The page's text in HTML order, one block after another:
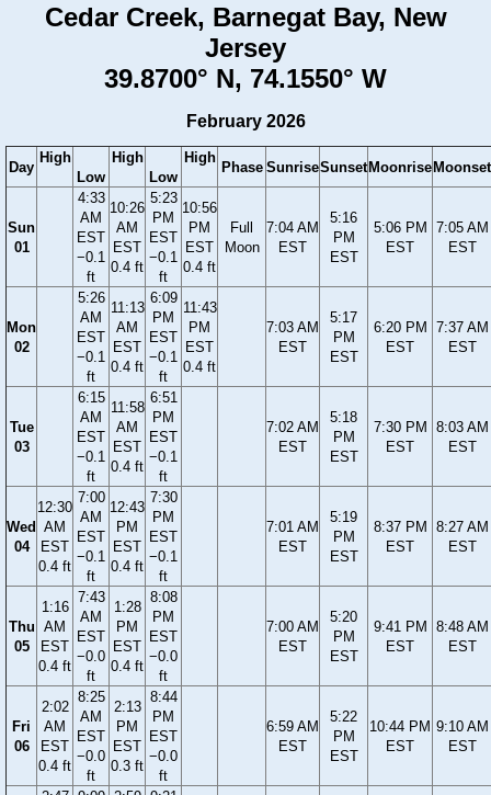
Cedar Creek, Barnegat Bay, New
Jersey
39.8700° N, 74.1550° W
February 2026
Day
High
Low
High
Low
High
Phase SunriseSunset Moonrise Moonset
Sun
01
4:33
AM
EST
−0.1
ft
10:26
AM
EST
0.4 ft
5:23
PM
EST
−0.1
ft
10:56
PM
EST
0.4 ft
Full
Moon
7:04 AM
EST
5:16
PM
EST
5:06 PM
EST
7:05 AM
EST
Mon
02
5:26
AM
EST
−0.1
ft
11:13
AM
EST
0.4 ft
6:09
PM
EST
−0.1
ft
11:43
PM
EST
0.4 ft
7:03 AM
EST
5:17
PM
EST
6:20 PM
EST
7:37 AM
EST
Tue
03
6:15
AM
EST
−0.1
ft
11:58
AM
EST
0.4 ft
6:51
PM
EST
−0.1
ft
7:02 AM
EST
5:18
PM
EST
7:30 PM
EST
8:03 AM
EST
Wed
04
12:30
AM
EST
0.4 ft
7:00
AM
EST
−0.1
ft
12:43
PM
EST
0.4 ft
7:30
PM
EST
−0.1
ft
7:01 AM
EST
5:19
PM
EST
8:37 PM
EST
8:27 AM
EST
Thu
05
1:16
AM
EST
0.4 ft
7:43
AM
EST
−0.0
ft
1:28
PM
EST
0.4 ft
8:08
PM
EST
−0.0
ft
7:00 AM
EST
5:20
PM
EST
9:41 PM
EST
8:48 AM
EST
Fri
06
2:02
AM
EST
0.4 ft
8:25
AM
EST
−0.0
ft
2:13
PM
EST
0.3 ft
8:44
PM
EST
−0.0
ft
6:59 AM
EST
5:22
PM
EST
10:44 PM
EST
9:10 AM
EST